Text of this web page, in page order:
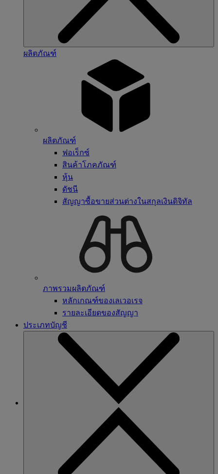
ผลิตภัณฑ์
ผลิตภัณฑ์
ฟอเร็กซ์
สินค้าโภคภัณฑ์
หุ้น
ดัชนี
สัญญาซื้อขายส่วนต่างในสกุลเงินดิจิทัล
ภาพรวมผลิตภัณฑ์
หลักเกณฑ์ของเลเวอเรจ
รายละเอียดของสัญญา
ประเภทบัญชี